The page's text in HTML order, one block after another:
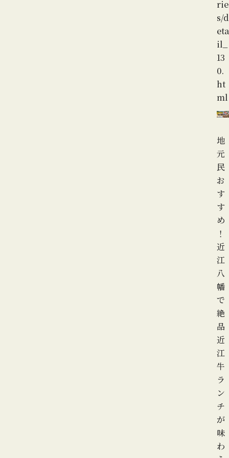
rie
s/d
eta
il_
13
0.
ht
ml
地
元
民
お
す
す
め
！
近
江
八
幡
で
絶
品
近
江
牛
ラ
ン
チ
が
味
わ